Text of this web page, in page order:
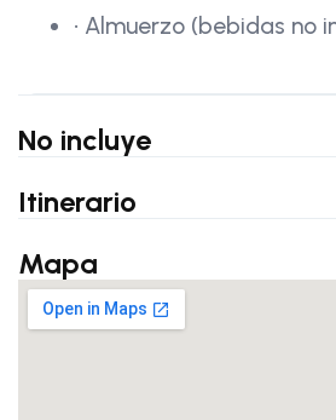
• Almuerzo (bebidas no
No incluye
Itinerario
Mapa